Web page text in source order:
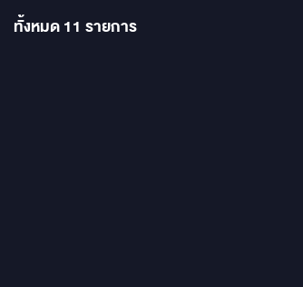
H6.2: ชุดลำโพงแยกชิ้นคุณภาพสูงที่
ออกแบบมาให้เข้ากับอะคูสติกของ HAVAL
ทั้งหมด11 รายการ